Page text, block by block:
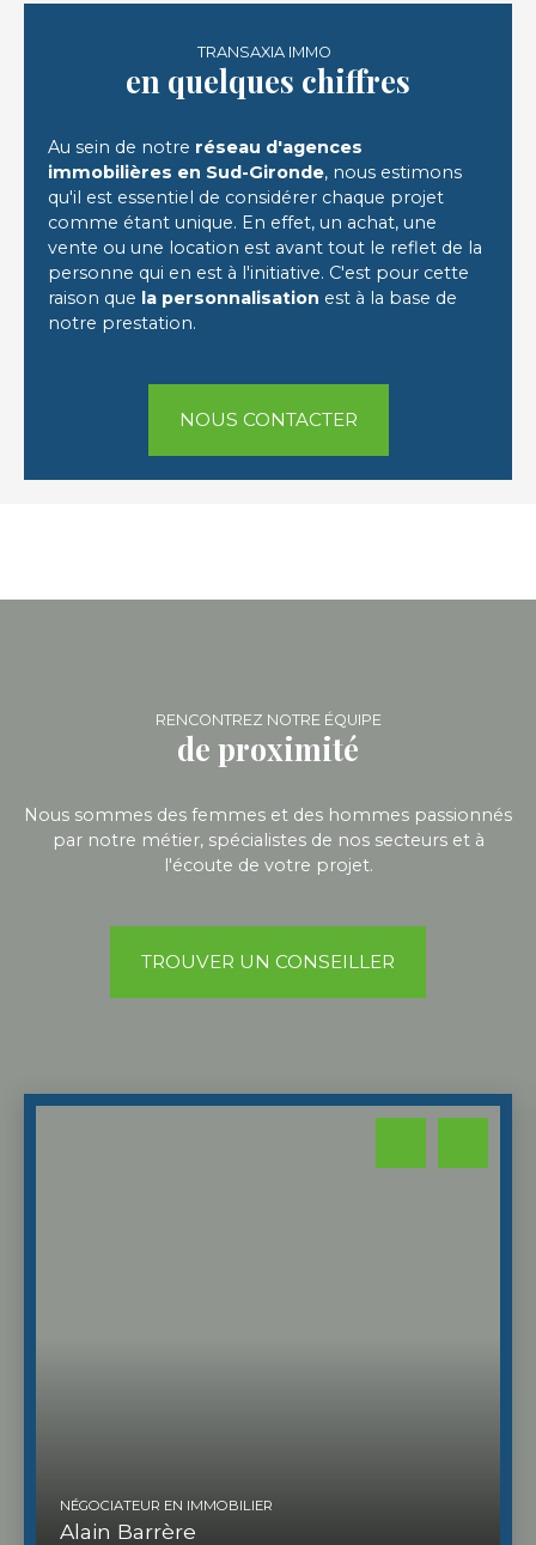
TRANSAXIA IMMO
en quelques chiffres
Au sein de notre réseau d'agences
immobilières en Sud-Gironde, nous estimons
qu'il est essentiel de considérer chaque projet
comme étant unique. En effet, un achat, une
vente ou une location est avant tout le reflet de la
personne qui en est à l'initiative. C'est pour cette
raison que la personnalisation est à la base de
notre prestation.
NOUS CONTACTER
RENCONTREZ NOTRE ÉQUIPE
de proximité
Nous sommes des femmes et des hommes passionnés
par notre métier, spécialistes de nos secteurs et à
l'écoute de votre projet.
TROUVER UN CONSEILLER
NÉGOCIATEUR EN IMMOBILIER
Alain Barrère